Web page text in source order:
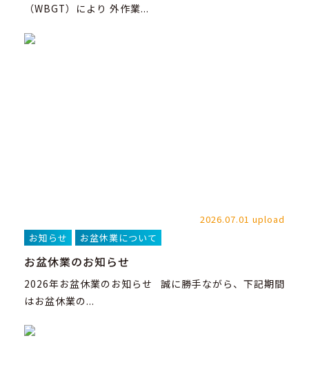
（WBGT）により 外作業...
2026.07.01 upload
お知らせ
お盆休業について
お盆休業のお知らせ
2026年お盆休業のお知らせ 誠に勝手ながら、下記期間
はお盆休業の...